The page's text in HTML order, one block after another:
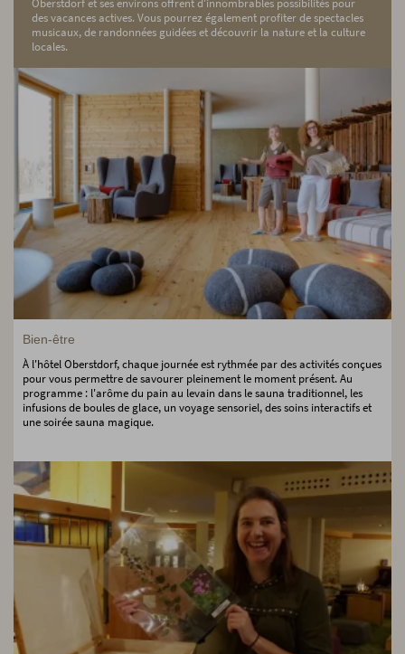
Oberstdorf et ses environs offrent d'innombrables possibilités pour
des vacances actives. Vous pourrez également profiter de spectacles
musicaux, de randonnées guidées et découvrir la nature et la culture
locales.
Bien-être
À l'hôtel Oberstdorf, chaque journée est rythmée par des activités conçues
pour vous permettre de savourer pleinement le moment présent. Au
programme : l'arôme du pain au levain dans le sauna traditionnel, les
infusions de boules de glace, un voyage sensoriel, des soins interactifs et
une soirée sauna magique.